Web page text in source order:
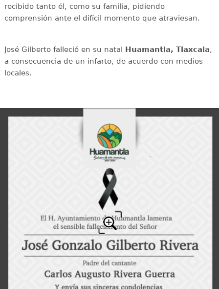
recibido tanto él, como su familia, pidiendo
comprensión ante el difícil momento que atraviesan.
José Gilberto falleció en su natal Huamantla, Tlaxcala,
a consecuencia de un infarto, de acuerdo con medios
locales.